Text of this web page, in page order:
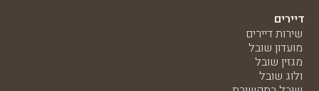
דיירים
שירות דיירים
מועדון שובל
מגזין שובל
ולוג שובל